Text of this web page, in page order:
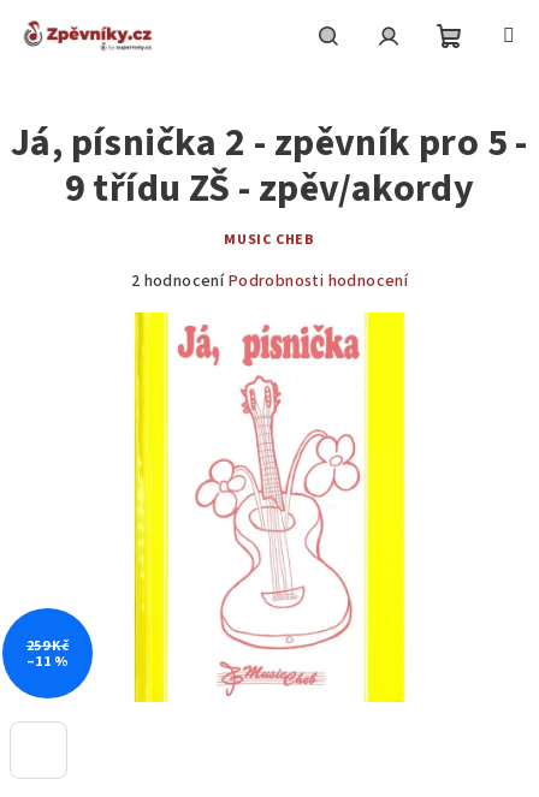
košík
Já, písnička 2 - zpěvník pro 5 -
9 třídu ZŠ - zpěv/akordy
MUSIC CHEB
Průměrné
produktu
je
5,0
z
5
hvězdiček.
2 hodnoceníPodrobnosti hodnocení
259 Kč
–11 %